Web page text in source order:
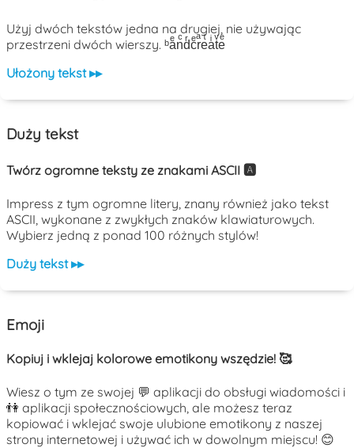
Użyj dwóch tekstów jedna na drugiej, nie używając
przestrzeni dwóch wierszy. ᵇaͤnͨdͬcͤrͣeͭaͥtͮeͤ
Ułożony tekst ▸▸
Duży tekst
Twórz ogromne teksty ze znakami ASCII 🅰️
Impress z tym ogromne litery, znany również jako tekst
ASCII, wykonane z zwykłych znaków klawiaturowych.
Wybierz jedną z ponad 100 różnych stylów!
Duży tekst ▸▸
Emoji
Kopiuj i wklejaj kolorowe emotikony wszędzie! 🥰
Wiesz o tym ze swojej 💬 aplikacji do obsługi wiadomości i
👫 aplikacji społecznościowych, ale możesz teraz
kopiować i wklejać swoje ulubione emotikony z naszej
strony internetowej i używać ich w dowolnym miejscu! 😊